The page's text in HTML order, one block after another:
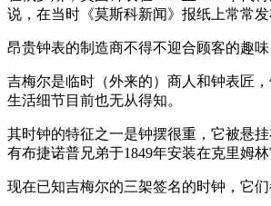
说，在当时《莫斯科新闻》报纸上常常
昂贵钟表的制造商不得不迎合顾客的趣
吉梅尔是临时（外来的）商人和钟表匠
生活细节目前也无从得知。
其时钟的特征之一是钟摆很重，它被悬
有布捷诺普兄弟于1849年安装在克里姆
现在已知吉梅尔的三架签名的时钟，它